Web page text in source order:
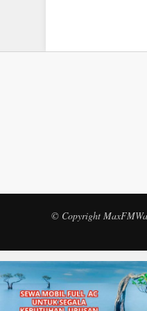
© Copyright